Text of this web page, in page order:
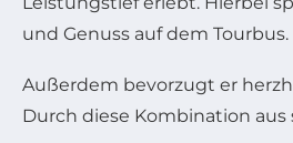
und Genuss auf dem Tourbus.
Außerdem bevorzugt er
Durch diese Kombination